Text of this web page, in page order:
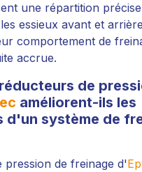
une répartition
essieux avant et
comportement de
accrue.
de
améliorent-ils les
d'un système de
pression de freinage d'